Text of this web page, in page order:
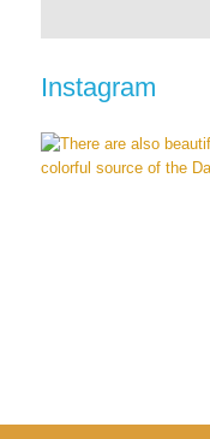
Instagram